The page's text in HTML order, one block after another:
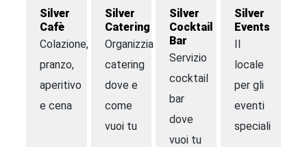
Silver
Cafè
Colazione,
pranzo,
aperitivo
e cena
Silver
Catering
Organizziamo
catering
dove e
come
vuoi tu
Silver
Cocktail
Bar
Servizio
cocktail
bar
dove
vuoi tu
Silver
Events
Il
locale
per gli
eventi
speciali